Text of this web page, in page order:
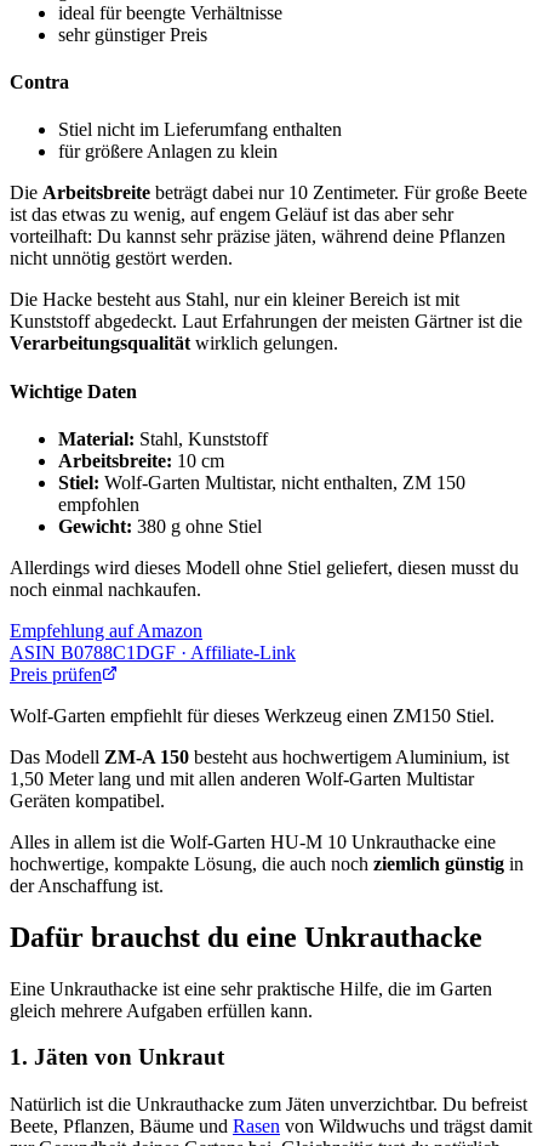
ideal für beengte Verhältnisse
sehr günstiger Preis
Contra
Stiel nicht im Lieferumfang enthalten
für größere Anlagen zu klein
Die Arbeitsbreite beträgt dabei nur 10 Zentimeter. Für große Beete
ist das etwas zu wenig, auf engem Geläuf ist das aber sehr
vorteilhaft: Du kannst sehr präzise jäten, während deine Pflanzen
nicht unnötig gestört werden.
Die Hacke besteht aus Stahl, nur ein kleiner Bereich ist mit
Kunststoff abgedeckt. Laut Erfahrungen der meisten Gärtner ist die
Verarbeitungsqualität wirklich gelungen.
Wichtige Daten
Material: Stahl, Kunststoff
Arbeitsbreite: 10 cm
Stiel: Wolf-Garten Multistar, nicht enthalten, ZM 150
empfohlen
Gewicht: 380 g ohne Stiel
Allerdings wird dieses Modell ohne Stiel geliefert, diesen musst du
noch einmal nachkaufen.
Empfehlung auf Amazon
ASIN B0788C1DGF · Affiliate-Link
Preis prüfen
Wolf-Garten empfiehlt für dieses Werkzeug einen ZM150 Stiel.
Das Modell ZM-A 150 besteht aus hochwertigem Aluminium, ist
1,50 Meter lang und mit allen anderen Wolf-Garten Multistar
Geräten kompatibel.
Alles in allem ist die Wolf-Garten HU-M 10 Unkrauthacke eine
hochwertige, kompakte Lösung, die auch noch ziemlich günstig in
der Anschaffung ist.
Dafür brauchst du eine Unkrauthacke
Eine Unkrauthacke ist eine sehr praktische Hilfe, die im Garten
gleich mehrere Aufgaben erfüllen kann.
1. Jäten von Unkraut
Natürlich ist die Unkrauthacke zum Jäten unverzichtbar. Du befreist
Beete, Pflanzen, Bäume und Rasen von Wildwuchs und trägst damit